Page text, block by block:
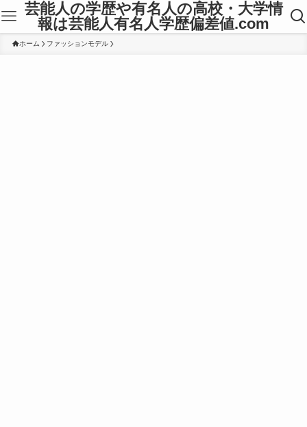
芸能人の学歴や有名人の高校・大学情
報は芸能人有名人学歴偏差値.com
ホーム ファッションモデル